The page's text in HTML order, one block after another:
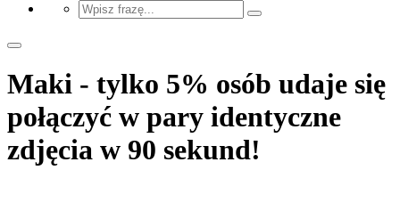
Maki - tylko 5% osób udaje się
połączyć w pary identyczne
zdjęcia w 90 sekund!